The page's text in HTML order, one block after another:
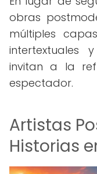
obras
múltiples
intertextuales
invitan a la
espectador.
Artistas
Historias